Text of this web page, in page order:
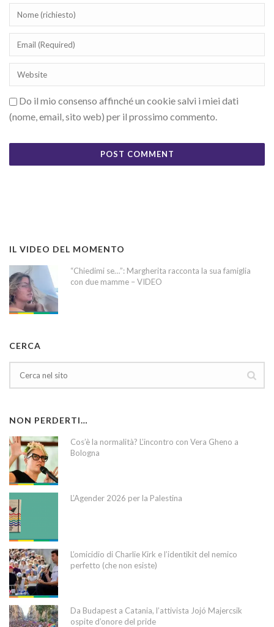
Do il mio consenso affinché un cookie salvi i miei dati
(nome, email, sito web) per il prossimo commento.
IL VIDEO DEL MOMENTO
“Chiedimi se…”: Margherita racconta la sua famiglia
con due mamme – VIDEO
CERCA
NON PERDERTI…
Cos’è la normalità? L’incontro con Vera Gheno a
Bologna
L’Agender 2026 per la Palestina
L’omicidio di Charlie Kirk e l’identikit del nemico
perfetto (che non esiste)
Da Budapest a Catania, l’attivista Jojó Majercsik
ospite d’onore del pride